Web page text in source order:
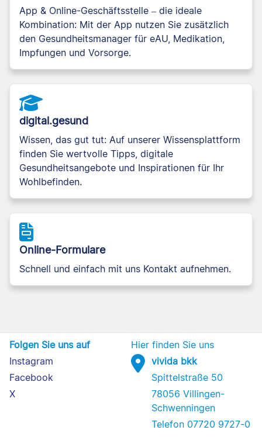
App & Online-Geschäftsstelle – die ideale
Kombination: Mit der App nutzen Sie zusätzlich
den Gesundheitsmanager für eAU, Medikation,
Impfungen und Vorsorge.
digital.gesund
Wissen, das gut tut: Auf unserer Wissensplattform
finden Sie wertvolle Tipps, digitale
Gesundheitsangebote und Inspirationen für Ihr
Wohlbefinden.
Online-Formulare
Schnell und einfach mit uns Kontakt aufnehmen.
Folgen Sie uns auf
Instagram
Facebook
X
Hier finden Sie uns
vivida bkk
Spittelstraße 50
78056 Villingen-
Schwenningen
Telefon 07720 9727-0